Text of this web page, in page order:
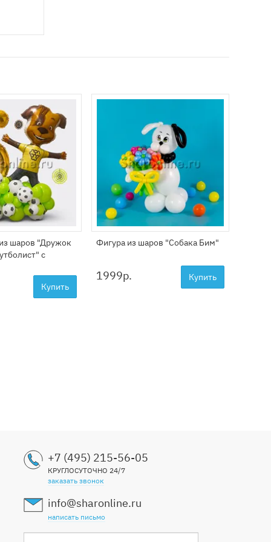
шаров "Дружок
с
Купить
Фигура из шаров "Собака Бим"
1999р. Купить
+7 (495) 215-56-05
КРУГЛОСУТОЧНО 24/7
заказать звонок
info@sharonline.ru
написать письмо